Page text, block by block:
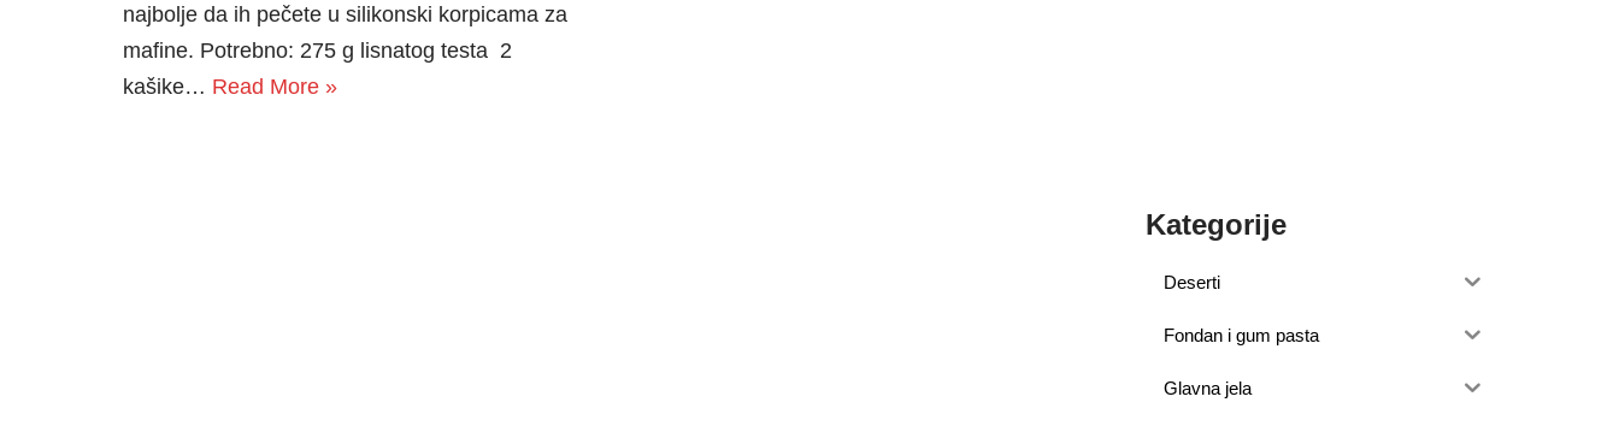
najbolje da ih pečete u silikonski korpicama za
mafine. Potrebno: 275 g lisnatog testa 2
kašike… Read More »
Kategorije
Deserti
Fondan i gum pasta
Glavna jela